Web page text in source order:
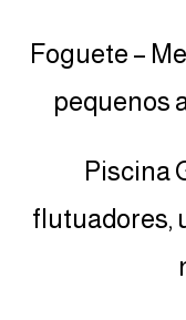
Foguete –
pequenos
Piscina
flutuadores,